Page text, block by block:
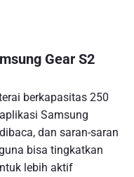
Gear S2
berkapasitas 250
Samsung
dan saran-saran
bisa tingkatkan
lebih aktif